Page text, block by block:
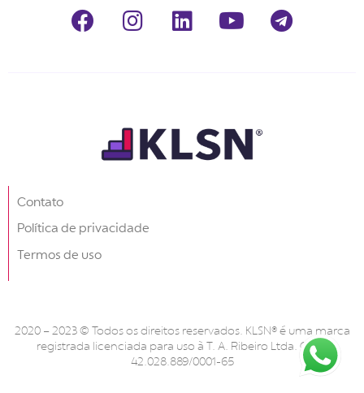
Contato
Política de privacidade
Termos de uso
2020 – 2023 © Todos os direitos reservados. KLSN® é uma marca
registrada licenciada para uso à T. A. Ribeiro Ltda. CNPJ
42.028.889/0001-65